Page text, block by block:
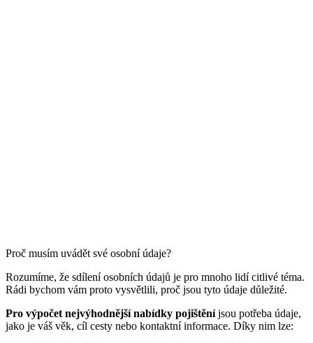
Proč musím uvádět své osobní údaje?
Rozumíme, že sdílení osobních údajů je pro mnoho lidí citlivé téma.
Rádi bychom vám proto vysvětlili, proč jsou tyto údaje důležité.
Pro výpočet nejvýhodnější nabídky pojištěníjsou potřeba údaje,
jako je váš věk, cíl cesty nebo kontaktní informace. Díky nim lze: